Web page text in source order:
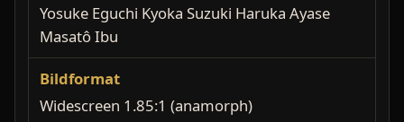
Yosuke Eguchi Kyoka Suzuki Haruka Ayase
Masatô Ibu
Bildformat
Widescreen 1.85:1 (anamorph)